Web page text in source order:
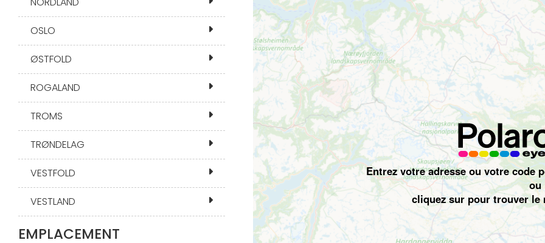
OSLO
ØSTFOLD
ROGALAND
TROMS
TRØNDELAG
VESTFOLD
VESTLAND
EMPLACEMENT
Entrez votre adresse ou votre code
ou
cliquez sur pour trouver le